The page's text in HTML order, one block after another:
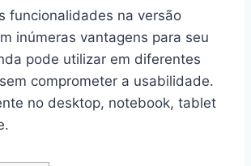
funcionalidades na versão
inúmeras vantagens para seu
pode utilizar em diferentes
comprometer a usabilidade.
no desktop, notebook, tablet